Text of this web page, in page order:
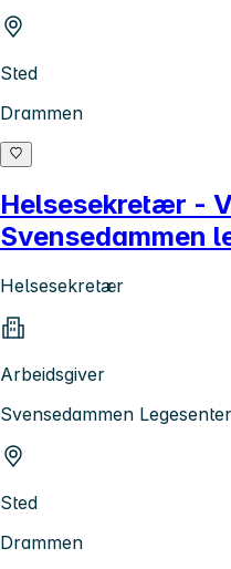
Sted
Drammen
Helsesekretær -
Svensedammen
Helsesekretær
Arbeidsgiver
Svensedammen
Sted
Drammen